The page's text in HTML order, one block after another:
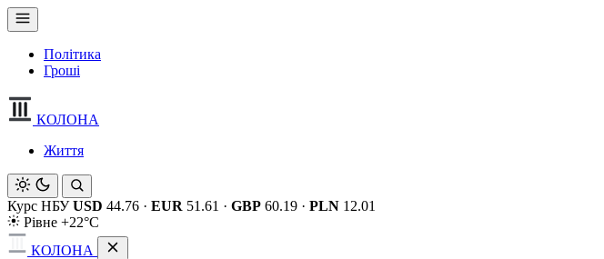
Політика
Гроші
КОЛОНА
Життя
Курс НБУ USD 44.76 · EUR 51.61 · GBP 60.19 · PLN 12.01
Рівне +22°C
КОЛОНА